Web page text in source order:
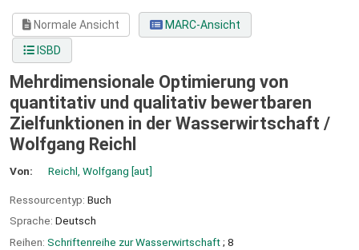
Normale Ansicht
MARC-Ansicht
ISBD
Mehrdimensionale Optimierung von
quantitativ und qualitativ bewertbaren
Zielfunktionen in der Wasserwirtschaft /
Wolfgang Reichl
Von: Reichl, Wolfgang [aut]
Ressourcentyp: Buch
Sprache: Deutsch
Reihen: Schriftenreihe zur Wasserwirtschaft; 8